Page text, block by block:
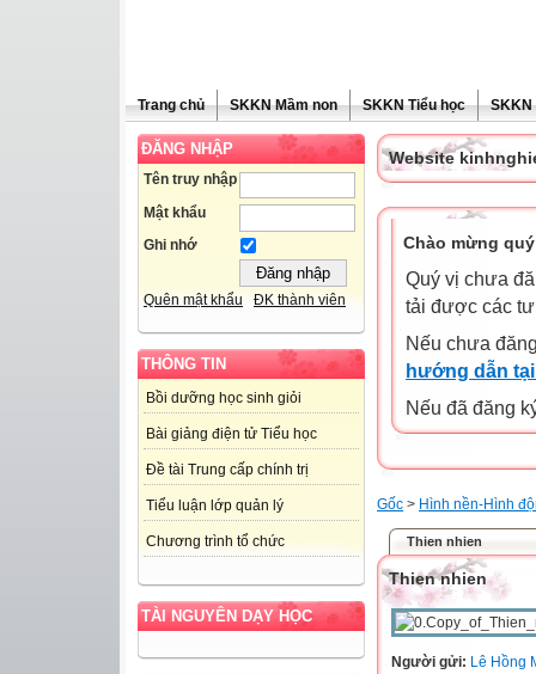
Trang chủ SKKN Mầm non SKKN Tiểu học SKKN
ĐĂNG NHẬP
Tên truy nhập
Mật khẩu
Ghi nhớ
Quên mật khẩu ĐK thành viên
THÔNG TIN
Bồi dưỡng học sinh giỏi
Bài giảng điện tử Tiểu học
Đề tài Trung cấp chính trị
Tiểu luận lớp quản lý
Chương trình tổ chức
TÀI NGUYÊN DẠY HỌC
Website
Chào mừng
Quý vị chưa
tải được các
Nếu chưa
hướng dẫn
Nếu đã đăng
Gốc > Hình nền-Hình
Thien nhien
Thien nhien
Người gửi: Lê Hồng